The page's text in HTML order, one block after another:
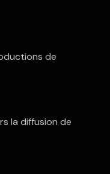
de
la diffusion de